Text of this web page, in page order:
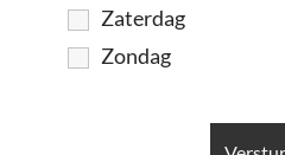
Zaterdag
Zondag